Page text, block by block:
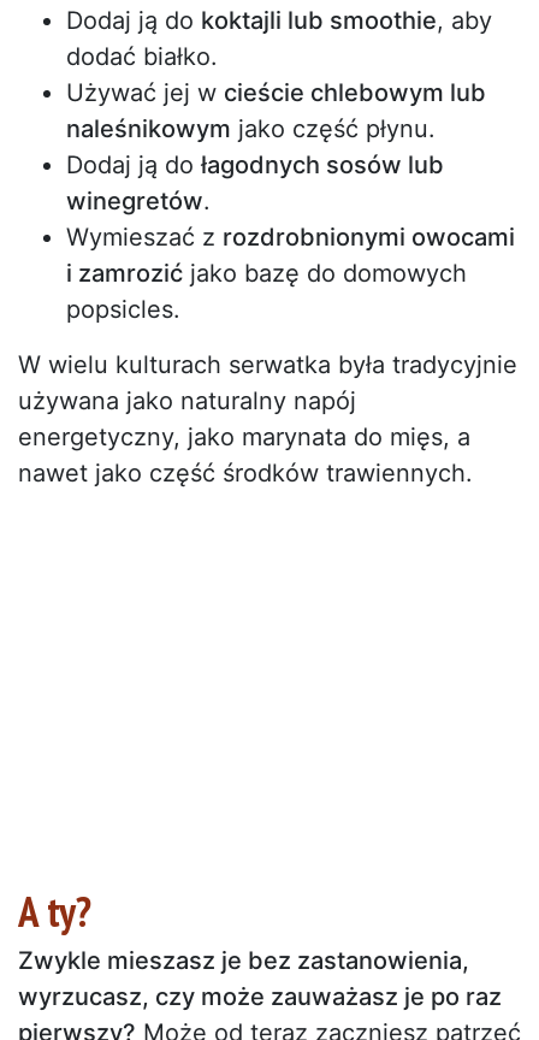
Dodaj ją do koktajli lub smoothie, aby
dodać białko.
Używać jej w cieście chlebowym lub
naleśnikowym jako część płynu.
Dodaj ją do łagodnych sosów lub
winegretów.
Wymieszać z rozdrobnionymi owocami
i zamrozić jako bazę do domowych
popsicles.
W wielu kulturach serwatka była tradycyjnie
używana jako naturalny napój
energetyczny, jako marynata do mięs, a
nawet jako część środków trawiennych.
A ty?
Zwykle mieszasz je bez zastanowienia,
wyrzucasz, czy może zauważasz je po raz
pierwszy? Może od teraz zaczniesz patrzeć